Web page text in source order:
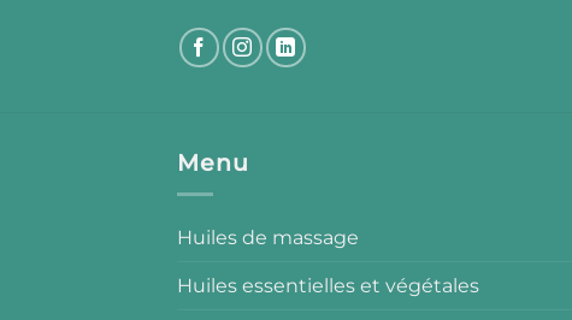
Menu
Huiles de massage
Huiles essentielles et végétales